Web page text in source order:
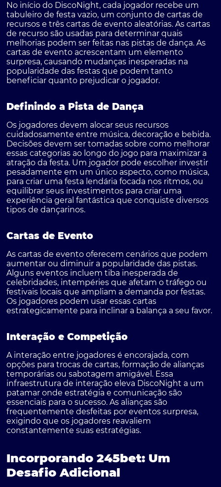
No início do DiscoNight, cada jogador recebe um
tabuleiro de festa vazio, um conjunto de cartas de
recursos e três cartas de evento aleatórias. As cartas
de recurso são usadas para determinar quais
melhorias podem ser feitas nas pistas de dança. As
cartas de evento acrescentam um elemento
surpresa, causando mudanças inesperadas na
popularidade das festas que podem tanto
beneficiar quanto prejudicar o jogador.
Definindo a Pista de Dança
Os jogadores devem alocar seus recursos
cuidadosamente entre música, decoração e bebida.
Decisões devem ser tomadas sobre como melhorar
essas categorias ao longo do jogo para maximizar a
atração da festa. Um jogador pode escolher investir
pesadamente em um único aspecto, como música,
para criar uma festa lendária focada nos ritmos, ou
equilibrar seus investimentos para criar uma
experiência geral fantástica que conquiste diversos
tipos de dançarinos.
Cartas de Evento
As cartas de evento oferecem cenários que podem
aumentar ou diminuir a popularidade das pistas.
Alguns eventos incluem tiba inesperada de
celebridades, intempéries que afetam o tráfego ou
festivais locais que ampliam a demanda por festas.
Os jogadores podem usar essas cartas
estrategicamente para inclinar a balança a seu favor.
Interação e Competição
A interação entre jogadores é encorajada, com
opções para trocas de cartas, formação de alianças
temporárias ou sabotagem amigável. Essa
infraestrutura de interação eleva DiscoNight a um
patamar onde estratégia e comunicação são
essenciais para o sucesso. As alianças são
frequentemente desfeitas por eventos surpresa,
exigindo que os jogadores reavaliem
constantemente suas estratégias.
Incorporando 245bet: Um
Desafio Adicional